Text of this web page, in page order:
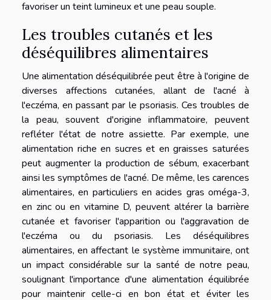
favoriser un teint lumineux et une peau souple.
Les troubles cutanés et les
déséquilibres alimentaires
Une alimentation déséquilibrée peut être à l'origine de
diverses affections cutanées, allant de l'acné à
l'eczéma, en passant par le psoriasis. Ces troubles de
la peau, souvent d'origine inflammatoire, peuvent
refléter l'état de notre assiette. Par exemple, une
alimentation riche en sucres et en graisses saturées
peut augmenter la production de sébum, exacerbant
ainsi les symptômes de l'acné. De même, les carences
alimentaires, en particuliers en acides gras oméga-3,
en zinc ou en vitamine D, peuvent altérer la barrière
cutanée et favoriser l'apparition ou l'aggravation de
l'eczéma ou du psoriasis. Les déséquilibres
alimentaires, en affectant le système immunitaire, ont
un impact considérable sur la santé de notre peau,
soulignant l'importance d'une alimentation équilibrée
pour maintenir celle-ci en bon état et éviter les